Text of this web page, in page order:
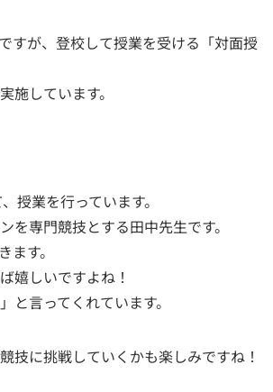
すが、登校して授業を受ける「対面授
施しています。
授業を行っています。
専門競技とする田中先生です。
す。
嬉しいですよね！
言ってくれています。
技に挑戦していくかも楽しみですね！